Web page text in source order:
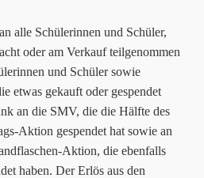
alle Schülerinnen und Schüler,
oder am Verkauf teilgenommen
und Schüler sowie
etwas gekauft oder gespendet
an die SMV, die die Hälfte des
Aktion gespendet hat sowie an
Aktion, die ebenfalls
haben. Der Erlös aus den